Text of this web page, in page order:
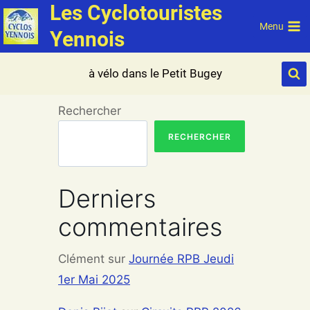
Aller
au
contenu
Les Cyclotouristes
Yennois
Menu
à vélo dans le Petit Bugey
Rechercher
RECHERCHER
Derniers
commentaires
Clément sur Journée RPB Jeudi
1er Mai 2025